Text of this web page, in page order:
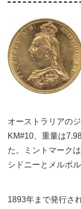
オーストラリアの
KM#10、重量は
た。ミントマーク
シドニーとメルボ
1893年まで発行さ